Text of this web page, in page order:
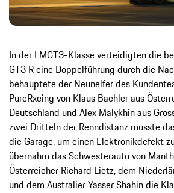
In der LMGT3-Klasse verteidigten die
GT3 R eine Doppelführung durch die
behauptete der Neunelfer des
PureRxcing von Klaus Bachler aus
Deutschland und Alex Malykhin aus
zwei Dritteln der Renndistanz musste
die Garage, um einen Elektronikdefekt
übernahm das Schwesterauto von
Österreicher Richard Lietz, dem
und dem Australier Yasser Shahin die